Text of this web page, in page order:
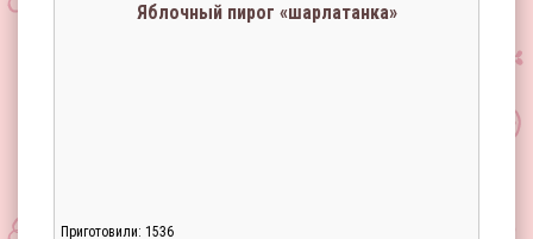
Яблочный пирог «шарлатанка»
Приготовили: 1536